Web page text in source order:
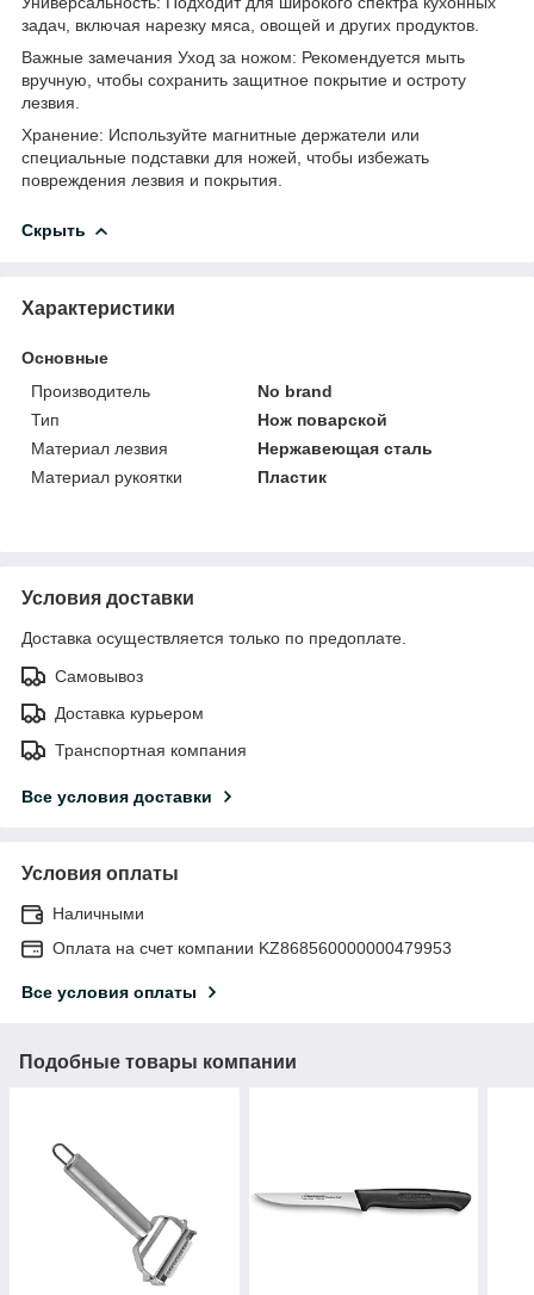
задач, включая нарезку мяса, овощей и других продуктов.
Важные замечания Уход за ножом: Рекомендуется мыть
вручную, чтобы сохранить защитное покрытие и остроту
лезвия.
Хранение: Используйте магнитные держатели или
специальные подставки для ножей, чтобы избежать
повреждения лезвия и покрытия.
Скрыть
Характеристики
Основные
Производитель
No brand
Тип
Нож поварской
Материал лезвия
Нержавеющая сталь
Материал рукоятки
Пластик
Условия доставки
Доставка осуществляется только по предоплате.
Самовывоз
Доставка курьером
Транспортная компания
Все условия доставки
Условия оплаты
Наличными
Оплата на счет компании KZ868560000000479953
Все условия оплаты
Подобные товары компании